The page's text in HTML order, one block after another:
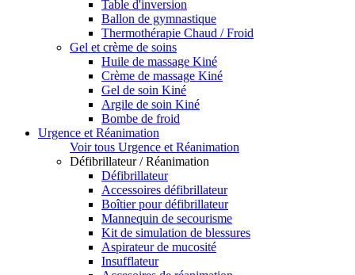
Table d'inversion
Ballon de gymnastique
Thermothérapie Chaud / Froid
Gel et crème de soins
Huile de massage Kiné
Crème de massage Kiné
Gel de soin Kiné
Argile de soin Kiné
Bombe de froid
Urgence et Réanimation
Voir tous Urgence et Réanimation
Défibrillateur / Réanimation
Défibrillateur
Accessoires défibrillateur
Boîtier pour défibrillateur
Mannequin de secourisme
Kit de simulation de blessures
Aspirateur de mucosité
Insufflateur